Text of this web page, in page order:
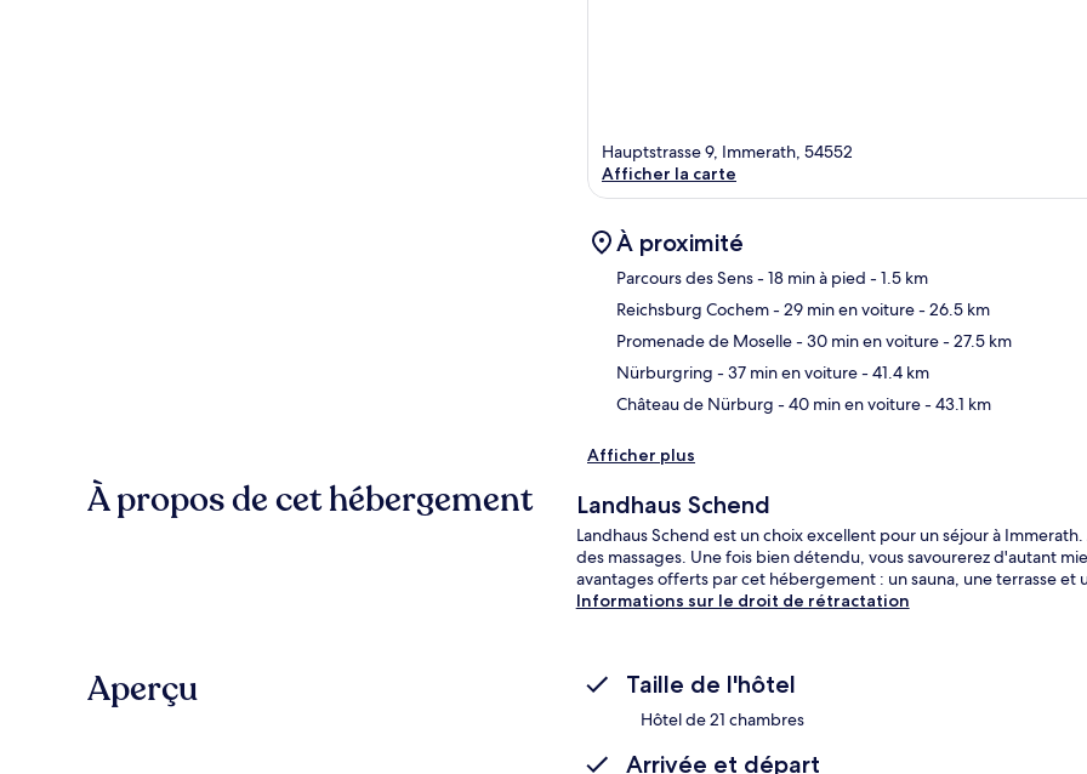
Hauptstrasse 9, Immerath, 54552
Afficher la carte
À proximité
Parcours des Sens- 18 min à pied - 1.5 km
Reichsburg Cochem- 29 min en voiture- 26.5 km
Promenade de Moselle- 30 min en voiture- 27.5 km
Nürburgring - 37 min en voiture- 41.4 km
Château de Nürburg - 40 min en voiture- 43.1 km
Afficher plus
À propos de cet hébergement Landhaus Schend
Landhaus Schend est un choix excellent pour un séjour à
des massages. Une fois bien détendu, vous savourerez d'autant
avantages offerts par cet hébergement : un sauna, une terrasse et
Informations sur le droit de rétractation
Aperçu Taille de l'hôtel
Hôtel de 21 chambres
Arrivée et départ